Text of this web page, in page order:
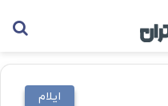
ایلام